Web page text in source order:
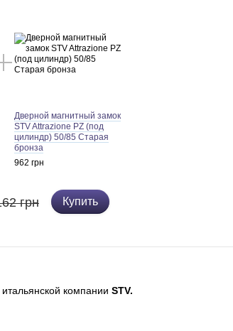
Дверной магнитный замок
STV Attrazione PZ (под
цилиндр) 50/85 Старая
бронза
962 грн
грн Купить
итальянской компании STV.